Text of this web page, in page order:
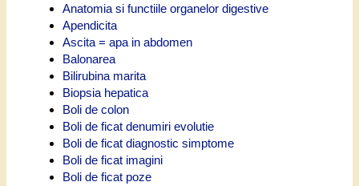
Anatomia si functiile organelor digestive
Apendicita
Ascita = apa in abdomen
Balonarea
Bilirubina marita
Biopsia hepatica
Boli de colon
Boli de ficat denumiri evolutie
Boli de ficat diagnostic simptome
Boli de ficat imagini
Boli de ficat poze